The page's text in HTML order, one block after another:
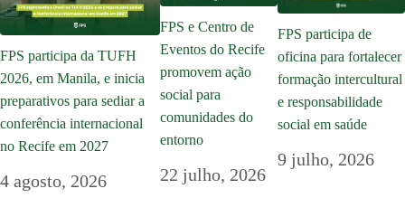
FPS participa da TUFH
2026, em Manila, e inicia
preparativos para sediar a
conferência internacional
no Recife em 2027
4 agosto, 2026
FPS e Centro de
Eventos do Recife
promovem ação
social para
comunidades do
entorno
22 julho, 2026
FPS participa de
oficina para fortalecer
formação intercultural
e responsabilidade
social em saúde
9 julho, 2026